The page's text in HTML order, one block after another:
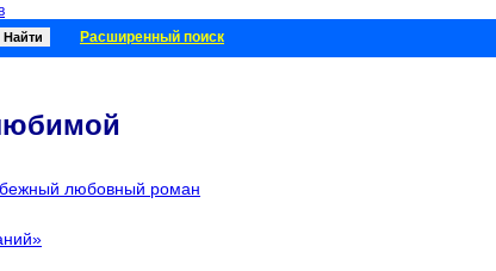
Расширенный поиск
любовный роман